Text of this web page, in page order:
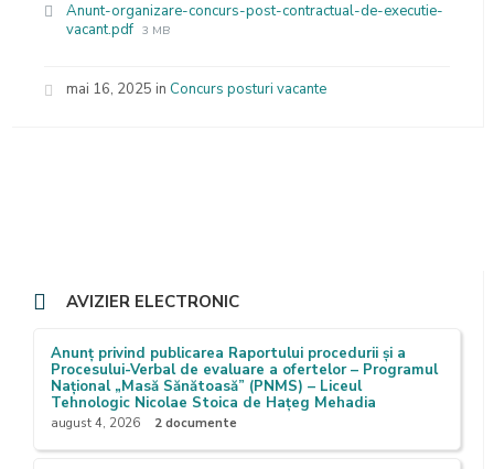
Anunt-organizare-concurs-post-contractual-de-executie-
vacant.pdf File
3 MB
mai 16, 2025 in Concurs posturi vacante
AVIZIER ELECTRONIC
Anunț privind publicarea Raportului procedurii și a
Procesului-Verbal de evaluare a ofertelor – Programul
Național „Masă Sănătoasă” (PNMS) – Liceul
Tehnologic Nicolae Stoica de Hațeg Mehadia
august 4, 2026 2 documente